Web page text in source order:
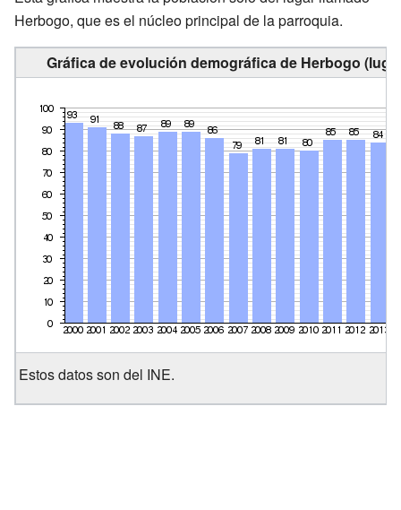
Herbogo, que es el núcleo principal de la parroquia.
Gráfica de evolución demográfica de Herbogo
Estos datos son del INE.